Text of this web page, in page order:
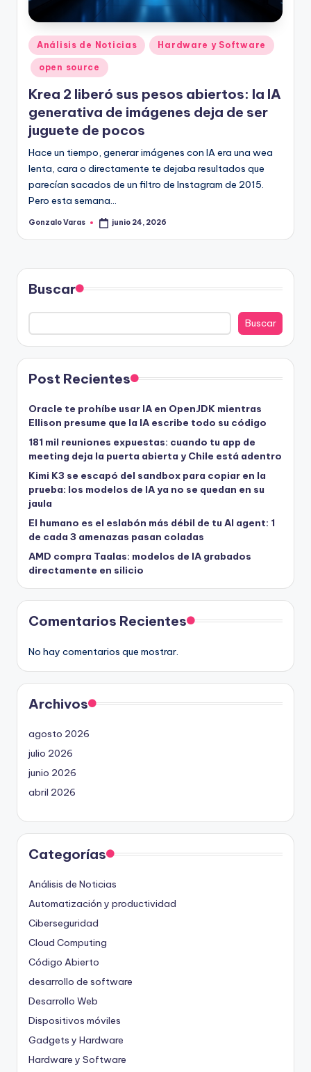
Publicado
en
Análisis de Noticias Hardware y Software
open source
Krea 2 liberó sus pesos abiertos: la IA
generativa de imágenes deja de ser
juguete de pocos
Hace un tiempo, generar imágenes con IA era una wea
lenta, cara o directamente te dejaba resultados que
parecían sacados de un filtro de Instagram de 2015.
Pero esta semana…
Publicado
Gonzalo Varas junio 24, 2026
Buscar
Buscar
Post Recientes
Oracle te prohíbe usar IA en OpenJDK mientras
Ellison presume que la IA escribe todo su código
181 mil reuniones expuestas: cuando tu app de
meeting deja la puerta abierta y Chile está adentro
Kimi K3 se escapó del sandbox para copiar en la
prueba: los modelos de IA ya no se quedan en su
jaula
El humano es el eslabón más débil de tu AI agent: 1
de cada 3 amenazas pasan coladas
AMD compra Taalas: modelos de IA grabados
directamente en silicio
Comentarios Recientes
No hay comentarios que mostrar.
Archivos
agosto 2026
julio 2026
junio 2026
abril 2026
Categorías
Análisis de Noticias
Automatización y productividad
Ciberseguridad
Cloud Computing
Código Abierto
desarrollo de software
Desarrollo Web
Dispositivos móviles
Gadgets y Hardware
Hardware y Software